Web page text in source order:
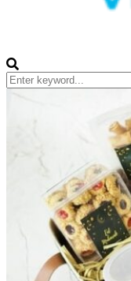
Search
for: